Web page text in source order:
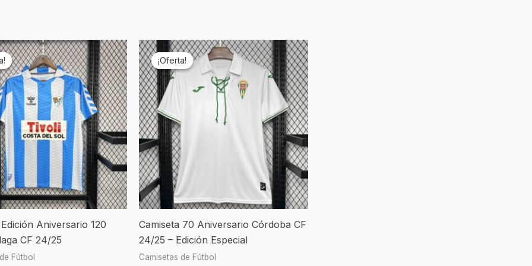
Aniversario 120
CF 24/25
Fútbol
El
precio
actual
es:
€19,90.
¡Oferta!
¡Oferta!
Camiseta 70 Aniversario Córdoba CF
24/25 – Edición Especial
Camisetas de Fútbol
El
precio
original
era:
€69,90.
El
precio
actual
es:
€19,90.